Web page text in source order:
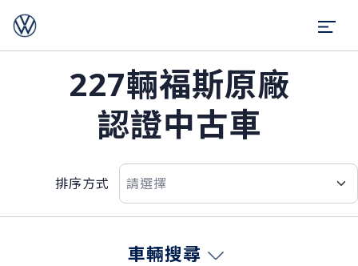
227輛福斯原廠
認證中古車
排序方式
車輛搜尋